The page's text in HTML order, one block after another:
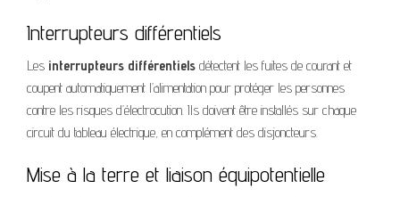
Interrupteurs différentiels
Les interrupteurs différentiels détectent les fuites de courant et
coupent automatiquement l’alimentation pour protéger les personnes
contre les risques d’électrocution. Ils doivent être installés sur chaque
circuit du tableau électrique, en complément des disjoncteurs.
Mise à la terre et liaison équipotentielle